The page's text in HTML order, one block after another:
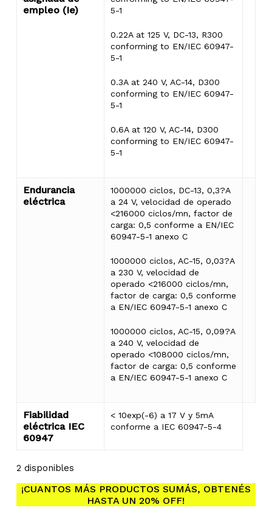
empleo (Ie)
5-1
0.22A at 125 V, DC-13, R300
conforming to EN/IEC 60947-
5-1
0.3A at 240 V, AC-14, D300
conforming to EN/IEC 60947-
5-1
0.6A at 120 V, AC-14, D300
conforming to EN/IEC 60947-
5-1
Endurancia
eléctrica
1000000 ciclos, DC-13, 0,3?A
a 24 V, velocidad de operado
<216000 ciclos/mn, factor de
carga: 0,5 conforme a EN/IEC
60947-5-1 anexo C
1000000 ciclos, AC-15, 0,03?A
a 230 V, velocidad de
operado <216000 ciclos/mn,
factor de carga: 0,5 conforme
a EN/IEC 60947-5-1 anexo C
1000000 ciclos, AC-15, 0,09?A
a 240 V, velocidad de
operado <108000 ciclos/mn,
factor de carga: 0,5 conforme
a EN/IEC 60947-5-1 anexo C
Fiabilidad
eléctrica IEC
60947
< 10exp(-6) a 17 V y 5mA
conforme a IEC 60947-5-4
2 disponibles
¡CUANTOS MÁS PRODUCTOS SUMÁS, OBTENÉS
HASTA UN 20% OFF!